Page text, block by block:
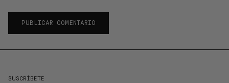
SUSCRÍBETE